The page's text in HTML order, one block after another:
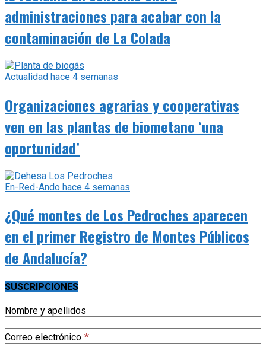
administraciones para acabar con la
contaminación de La Colada
Actualidad hace 4 semanas
Organizaciones agrarias y cooperativas
ven en las plantas de biometano ‘una
oportunidad’
En-Red-Ando hace 4 semanas
¿Qué montes de Los Pedroches aparecen
en el primer Registro de Montes Públicos
de Andalucía?
SUSCRIPCIONES
Nombre y apellidos
Correo electrónico *